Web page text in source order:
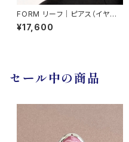
FORM リーフ｜ピアス（イヤリ
ング交換可）
¥17,600
セール中の商品